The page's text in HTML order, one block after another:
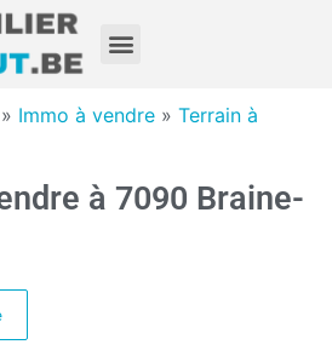
» Immo à vendre » Terrain à
à 7090 Braine-